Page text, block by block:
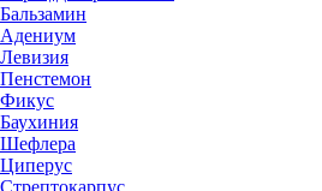
Бальзамин
Адениум
Левизия
Пенстемон
Фикус
Баухиния
Шефлера
Циперус
Стрептокарпус